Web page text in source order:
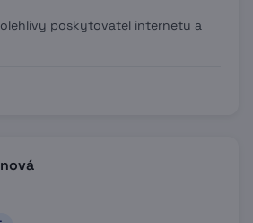
poskytovatel internetu a